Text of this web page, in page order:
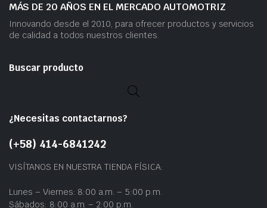
MÁS DE 20 AÑOS EN EL MERCADO AUTOMOTRIZ
Innovando desde el 2010, para ofrecer productos y servicios
de calidad a todos nuestros clientes.
Buscar producto
¿Necesitas contactarnos?
(+58) 414-6841242
VISÍTANOS EN NUESTRA TIENDA FÍSICA:
Lunes – Viernes: 8:00 a.m. – 5:00 p.m.
Sábados: 8:00 a.m. – 2:00 p.m.